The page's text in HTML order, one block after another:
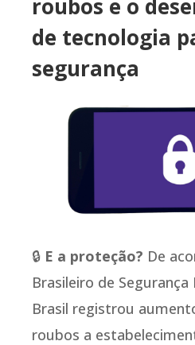
roubos e o
de tecnologia
segurança
🔒 E a proteção? De
Brasileiro de Segurança
Brasil registrou
roubos a